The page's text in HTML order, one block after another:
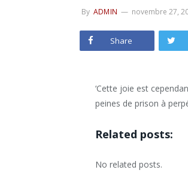
By ADMIN novembre 27,
Share
‘Cette joie est
peines de prison à
Related posts:
No related posts.